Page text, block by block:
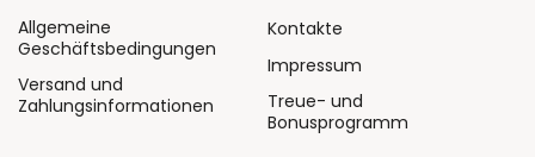
Allgemeine
Geschäftsbedingungen
Versand und
Zahlungsinformationen
Kontakte
Impressum
Treue- und
Bonusprogramm